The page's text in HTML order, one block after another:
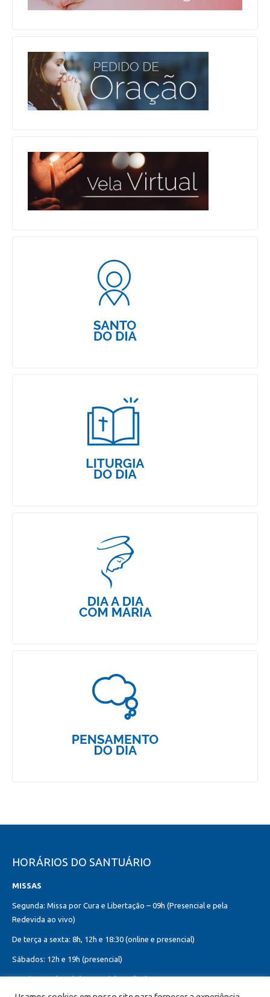
HORÁRIOS DO SANTUÁRIO
MISSAS
Segunda: Missa por Cura e Libertação – 09h (Presencial e pela
Redevida ao vivo)
De terça a sexta: 8h, 12h e 18:30 (online e presencial)
Sábados: 12h e 19h (presencial)
Domingos: 8h, 10h (presencial e online)
12h, 18h30 (presencial)